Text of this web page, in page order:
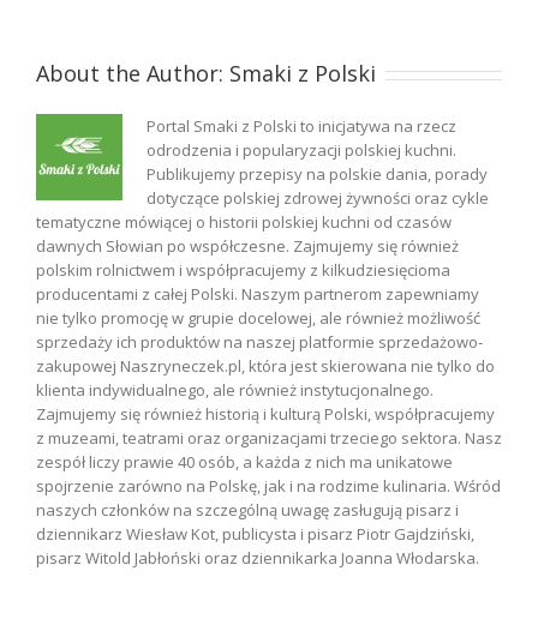
About the Author: Smaki z Polski
Portal Smaki z Polski to inicjatywa na rzecz
odrodzenia i popularyzacji polskiej kuchni.
Publikujemy przepisy na polskie dania, porady
dotyczące polskiej zdrowej żywności oraz cykle
tematyczne mówiącej o historii polskiej kuchni od czasów
dawnych Słowian po współczesne. Zajmujemy się również
polskim rolnictwem i współpracujemy z kilkudziesięcioma
producentami z całej Polski. Naszym partnerom zapewniamy
nie tylko promocję w grupie docelowej, ale również możliwość
sprzedaży ich produktów na naszej platformie sprzedażowo-
zakupowej Naszryneczek.pl, która jest skierowana nie tylko do
klienta indywidualnego, ale również instytucjonalnego.
Zajmujemy się również historią i kulturą Polski, współpracujemy
z muzeami, teatrami oraz organizacjami trzeciego sektora. Nasz
zespół liczy prawie 40 osób, a każda z nich ma unikatowe
spojrzenie zarówno na Polskę, jak i na rodzime kulinaria. Wśród
naszych członków na szczególną uwagę zasługują pisarz i
dziennikarz Wiesław Kot, publicysta i pisarz Piotr Gajdziński,
pisarz Witold Jabłoński oraz dziennikarka Joanna Włodarska.